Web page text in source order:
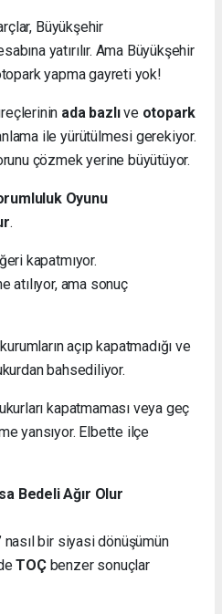
Büyükşehir
yatırılır. Ama Büyükşehir
yapma gayreti yok!
ada bazlıve otopark
ile yürütülmesi gerekiyor.
çözmek yerine büyütüyor.
Oyunu
.
kapatmıyor.
atılıyor, ama sonuç
açıp kapatmadığı ve
bahsediliyor.
kapatmaması veya geç
yansıyor. Elbette ilçe
Bedeli Ağır Olur
nasıl bir siyasi dönüşümün
TOÇbenzer sonuçlar